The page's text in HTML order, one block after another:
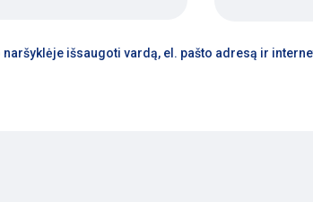
išsaugoti vardą, el. pašto adresą ir